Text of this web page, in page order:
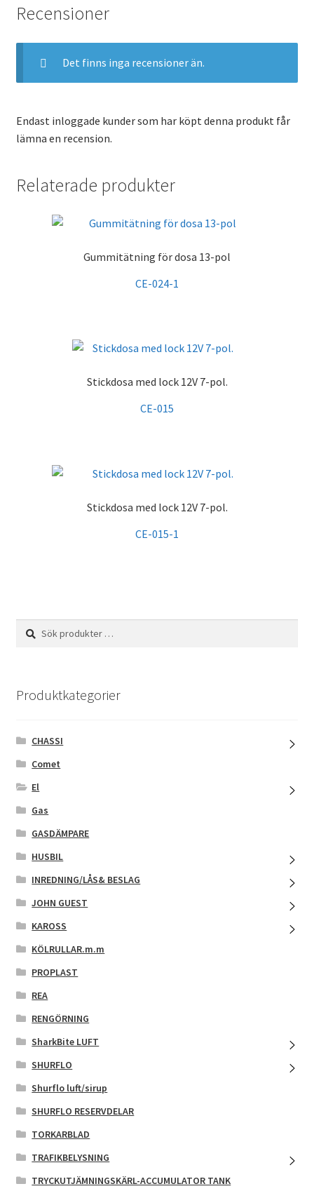
Recensioner
Det finns inga recensioner än.
Endast inloggade kunder som har köpt denna produkt får
lämna en recension.
Relaterade produkter
Gummitätning för dosa 13-pol
CE-024-1
Stickdosa med lock 12V 7-pol.
CE-015
Stickdosa med lock 12V 7-pol.
CE-015-1
Sök
efter:
Sök
Produktkategorier
CHASSI
Comet
El
Gas
GASDÄMPARE
HUSBIL
INREDNING/LÅS& BESLAG
JOHN GUEST
KAROSS
KÖLRULLAR.m.m
PROPLAST
REA
RENGÖRNING
SharkBite LUFT
SHURFLO
Shurflo luft/sirup
SHURFLO RESERVDELAR
TORKARBLAD
TRAFIKBELYSNING
TRYCKUTJÄMNINGSKÄRL-ACCUMULATOR TANK